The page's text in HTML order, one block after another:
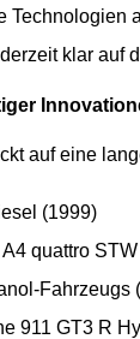
klar auf
auf eine
(1999)
quattro
Fahrzeugs
911 GT3 R